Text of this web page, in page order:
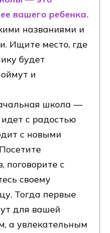
вашего ребенка.
названиями и
Ищите место, где
будет
и
школа —
с радостью
с новыми
поговорите с
своему
Тогда первые
для вашей
а увлекательным